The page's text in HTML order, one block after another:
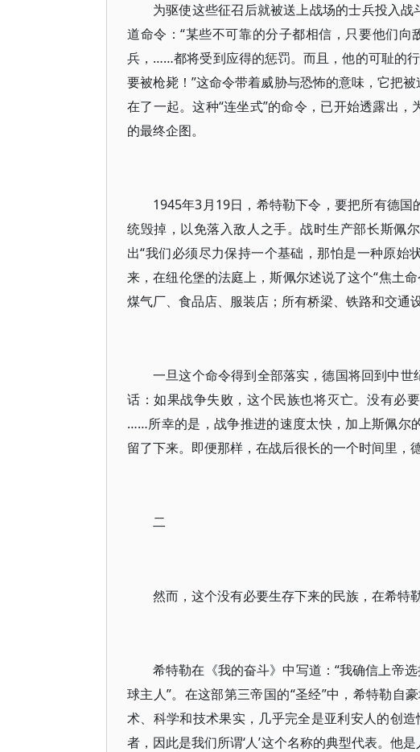
为驱使这些征召后就被送上战场的士兵投入
道命令：“某些不可靠的分子都相信，只要他们
兵，……都将受到应得的惩罚。而且，他的可耻的
要被枪毙！”这命令带着威胁与恐怖的意味，它把
在了一起。这种“连坐式”的命令，已开始透露出
的最终企图。
1945年3月19日，希特勒下令，要把所有德
统毁掉，以免落入敌人之手。战时生产部长斯佩
出“我们必须尽力保持一个基础，那怕是一种原
来，在纽伦堡的法庭上，斯佩尔述说了这个“焦土
煤气厂、食品店、服装店；所有桥梁、铁路和交通
一旦这个命令得到全部落实，德国将回到中
话：如果战争失败，这个民族也将灭亡。没有必
……所幸的是，战争推进的速度太快，加上斯佩尔
留了下来。即便那样，在战后很长的一个时间里，
二
然而，这个没有必要生存下来的民族，在希特
希特勒在《我的奋斗》中写道：“我确信上帝
球主人”。在这部第三帝国的“圣经”中，希特勒自
术、科学和技术果实，几乎完全是亚利安人的创
者，因此是我们所谓‘人’这个名称的典型代表。他